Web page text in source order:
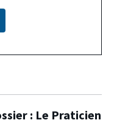
: Le Praticien